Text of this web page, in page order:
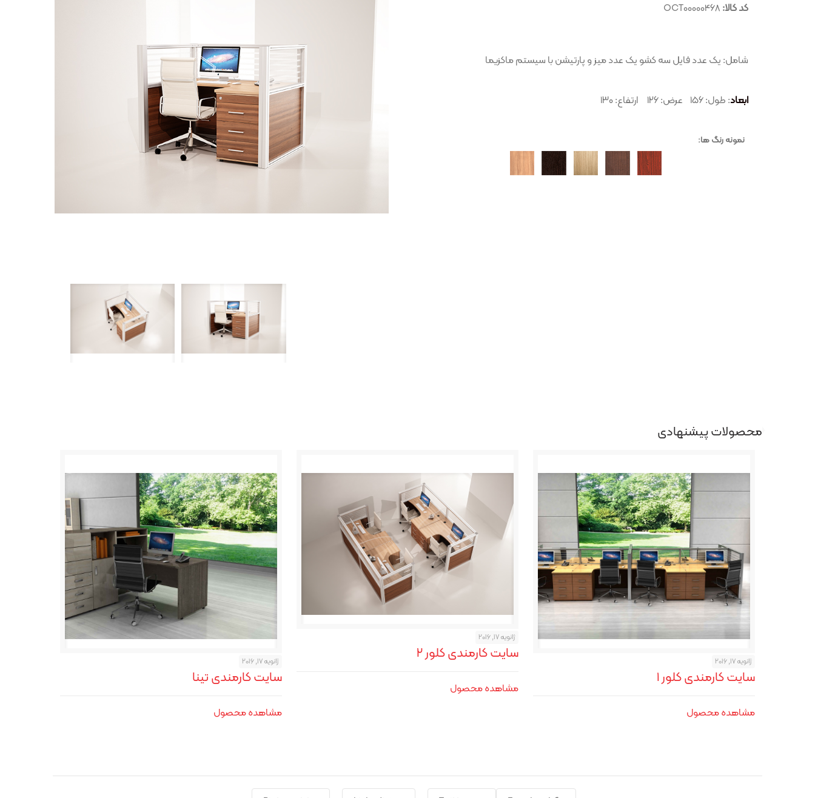
کد کالا:
شامل: یک عدد فایل سه کشو یک عدد میز و پارتیشن با سیستم ماکزیما
ابعاد: طول: ۱۵۶ عرض: ۱۲۶ ارتفاع: ۱۳۰
نمونه رنگ ها:
محصولات پیشنهادی
ژانویه 17, 2016
سایت کارمندی تینا
مشاهده محصول
ژانویه 17, 2016
سایت کارمندی کلور ۲
مشاهده محصول
ژانویه 17, 2016
سایت کارمندی کلور ۱
مشاهده محصول